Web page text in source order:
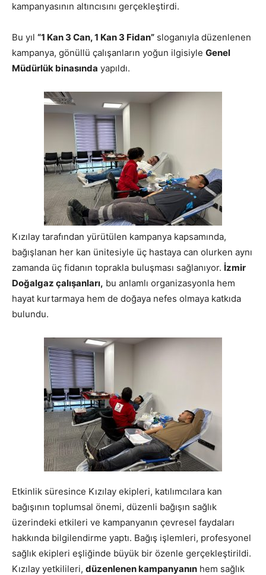
kampanyasının altıncısını gerçekleştirdi.
Bu yıl “1 Kan 3 Can, 1 Kan 3 Fidan” sloganıyla düzenlenen
kampanya, gönüllü çalışanların yoğun ilgisiyle Genel
Müdürlük binasında yapıldı.
Kızılay tarafından yürütülen kampanya kapsamında,
bağışlanan her kan ünitesiyle üç hastaya can olurken aynı
zamanda üç fidanın toprakla buluşması sağlanıyor. İzmir
Doğalgaz çalışanları, bu anlamlı organizasyonla hem
hayat kurtarmaya hem de doğaya nefes olmaya katkıda
bulundu.
Etkinlik süresince Kızılay ekipleri, katılımcılara kan
bağışının toplumsal önemi, düzenli bağışın sağlık
üzerindeki etkileri ve kampanyanın çevresel faydaları
hakkında bilgilendirme yaptı. Bağış işlemleri, profesyonel
sağlık ekipleri eşliğinde büyük bir özenle gerçekleştirildi.
Kızılay yetkilileri, düzenlenen kampanyanın hem sağlık